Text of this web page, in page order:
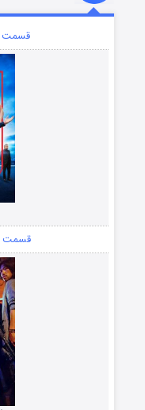
قسمت
قسمت